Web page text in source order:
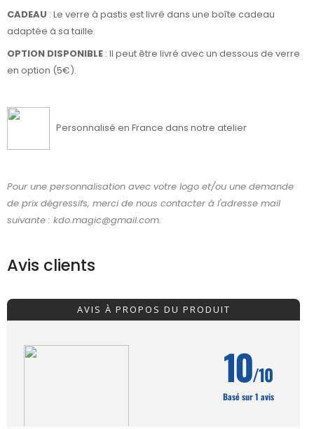
CADEAU : Le verre à pastis est livré dans une boîte cadeau
adaptée à sa taille.
OPTION DISPONIBLE : Il peut être livré avec un dessous de verre
en option (5€).
Personnalisé en France dans notre atelier
Pour une personnalisation avec votre logo et/ou une demande
de prix dégressifs, merci de nous contacter à l'adresse mail
suivante : kdo.magic@gmail.com.
Avis clients
AVIS À PROPOS DU PRODUIT
10/10
Basé sur 1 avis